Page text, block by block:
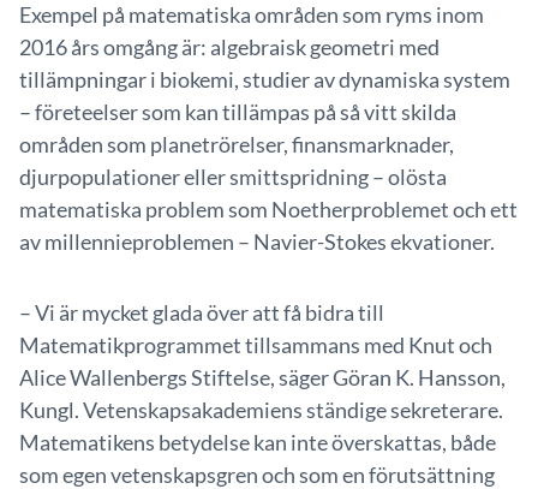
Exempel på matematiska områden som ryms inom
2016 års omgång är: algebraisk geometri med
tillämpningar i biokemi, studier av dynamiska system
– företeelser som kan tillämpas på så vitt skilda
områden som planetrörelser, finansmarknader,
djurpopulationer eller smittspridning – olösta
matematiska problem som Noetherproblemet och ett
av millennieproblemen – Navier-Stokes ekvationer.
– Vi är mycket glada över att få bidra till
Matematikprogrammet tillsammans med Knut och
Alice Wallenbergs Stiftelse, säger Göran K. Hansson,
Kungl. Vetenskapsakademiens ständige sekreterare.
Matematikens betydelse kan inte överskattas, både
som egen vetenskapsgren och som en förutsättning